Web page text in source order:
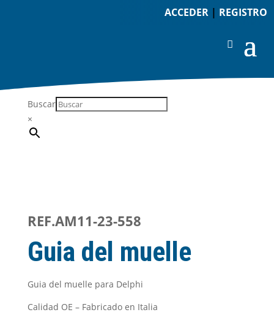
ACCEDER| REGISTRO
Buscar
×
REF.AM11-23-558
Guia del muelle
Guia del muelle para Delphi
Calidad OE – Fabricado en Italia